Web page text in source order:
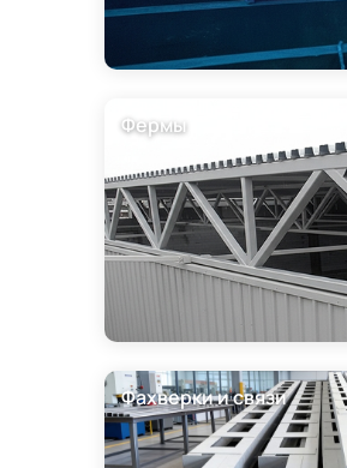
Фермы
Фахверки и связи